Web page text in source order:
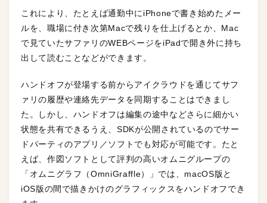
これにより、たとえば通勤中にiPhoneで書き始めたメー
ルを、職場に付き次第Macで残りを仕上げるとか、Mac
で見ていたサファリのWEBページをiPadで開き外に持ち
出して読むことなどができます。
ハンドオフが登場する前からアイクラウドを通じてサフ
ァリの履歴や連絡先データを同期することはできまし
た。しかし、ハンドオフは編集の途中などさらに細かい
状態を共有できるうえ、SDKが公開されているのでサー
ドパーティのアプリ／ソフトでも対応が可能です。たと
えば、作図ソフトとして評判の高いオムニグループの
「オムニグラフ（OmniGraffle）」では、macOS版と
iOS版の間で描きかけのグラフィックスをハンドオフでき